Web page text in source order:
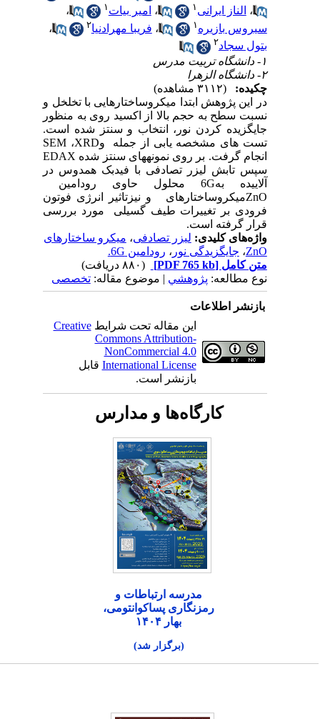
،الناز ایرانی ،امیر بیات
،
سیروس بازیره
،فریبا مهرادنیا۲
،
بتول سجاد۲
چکیده:
در این پژوهش ابتدا میکروساختارهایی با تخلخل و
نسبت سطح به حجم بالا از اکسید روی به منظور
جایگزیده کردن نور، انتخاب و سنتز شده است.
تست های مشخصه یابی از جمله
SEM،XRD
و
EDAX بر روی نمونه‏های سنتز شده انجام گرفت.
سپس تابش لیزر تصادفی با فیدبک همدوس در
محلول حاوی رودامین
6Gآلاییده به
میکروساختارهایZnO
و نیزتاثیر انرژی فوتون‏
فرودی بر تغییرات طیف گسیلی مورد بررسی
قرار گرفته است.
واژه‌های کلیدی:لیزر تصادفی،میکرو ساختارهای
ZnO،جایگزیدگی نور، رودامین 6G.
متن کامل[PDF 765 kb]
نوع مطالعه:پژوهشي| موضوع مقاله:تخصصی
بازنشر اطلاعات
این مقاله تحت شرایطCreative
Commons Attribution-
NonCommercial 4.0
International Licenseقابل
بازنشر است.
کارگاه‌ها و مدارس
مدرسه ارتباطات و
رمزنگاری پساکوانتومی،
بهار ۱۴۰۴
(برگزار شد)